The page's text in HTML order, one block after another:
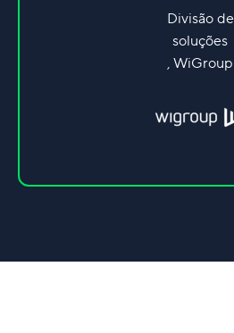
Divisão de
soluções
, WiGroup